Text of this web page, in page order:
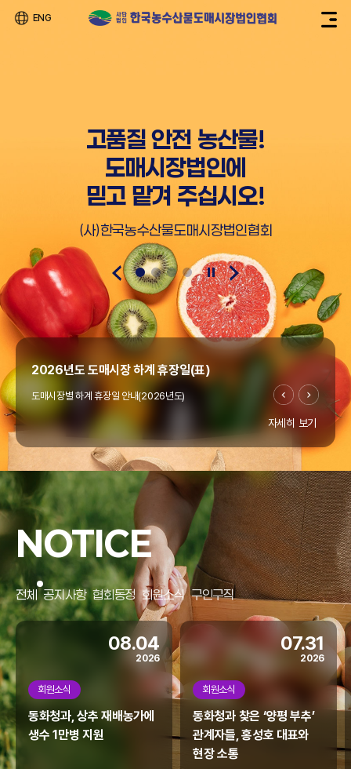
ENG
고품질 안전 농산물!
도매시장법인에
믿고 맡겨 주십시오!
(사)한국농수산물도매시장법인협회
2026년도 도매시장 하계 휴장일(표)
도매시장별 하계 휴장일 안내(2026년도)
자세히 보기
"온라인도매시장 창업지원사업" 공고(~4/10까지)
우리협회에서는 열정과 꿈으로 미래 농업을 이끌 청년의
"온라인도매시장 창업지원사업"을 아래와 같이 모집
공고합니다.
홈페이지 리뉴얼
협회 홈페이지가 리뉴얼되었습니다.
NOTICE
전체 공지사항 협회동정 회원소식 구인구직
08.04
2026
회원소식
동화청과, 상추 재배농가에
생수 1만병 지원
07.31
2026
회원소식
동화청과 찾은 ‘양평 부추’
관계자들, 홍성호 대표와
현장 소통